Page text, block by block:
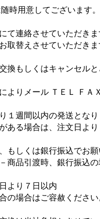
用意してございます
ていただきま
させていただきま
キャンセルとさ
ール ＴＥＬ ＦＡＸ
間以内の発送となり
、注文日より１
くは銀行振込でお願
引渡時、銀行振込の
７日以内
はご容赦ください